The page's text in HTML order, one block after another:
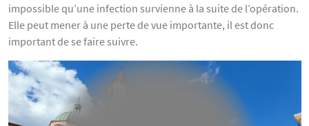
impossible qu’une infection survienne à la suite de l’opération.
Elle peut mener à une perte de vue importante, il est donc
important de se faire suivre.